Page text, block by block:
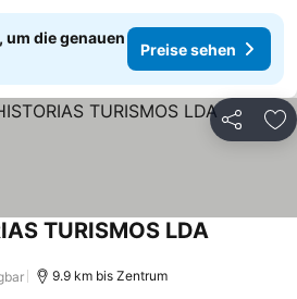
um die genauen
Preise sehen
Teilen
TURISMOS LDA
9.9 km bis Zentrum